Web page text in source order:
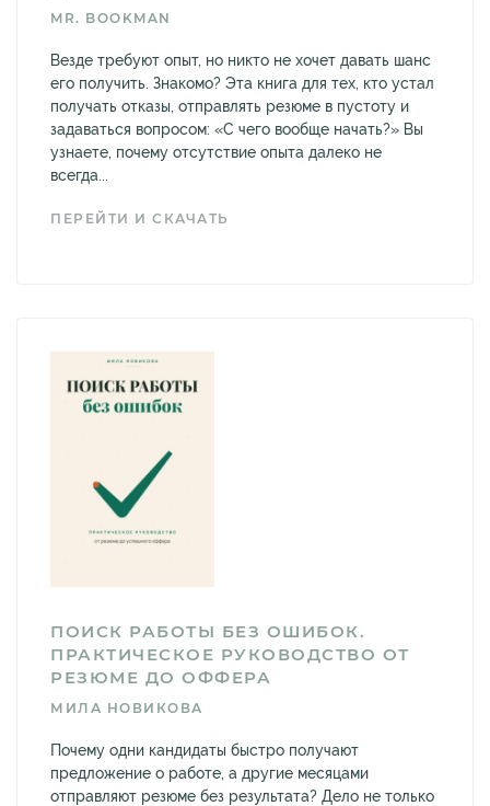
MR. BOOKMAN
Везде требуют опыт, но никто не хочет давать шанс
его получить. Знакомо? Эта книга для тех, кто устал
получать отказы, отправлять резюме в пустоту и
задаваться вопросом: «С чего вообще начать?» Вы
узнаете, почему отсутствие опыта далеко не
всегда...
ПЕРЕЙТИ И СКАЧАТЬ
ПОИСК РАБОТЫ БЕЗ ОШИБОК.
ПРАКТИЧЕСКОЕ РУКОВОДСТВО ОТ
РЕЗЮМЕ ДО ОФФЕРА
МИЛА НОВИКОВА
Почему одни кандидаты быстро получают
предложение о работе, а другие месяцами
отправляют резюме без результата? Дело не только